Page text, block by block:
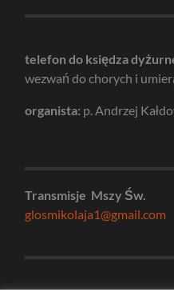
telefon do księdza
wezwań do chorych i
organista: p. Andrzej
Transmisje Mszy Św.
glosmikolaja1@gmail.com